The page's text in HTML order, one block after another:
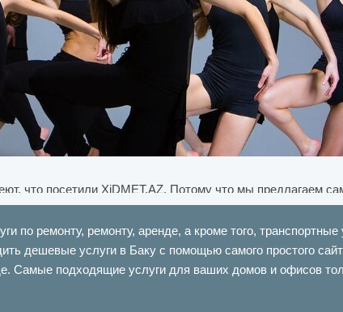
что посетили XiDMET.AZ. Потому что мы предлагаем
с нами. Если вам нужны уроки игры на фортепиано, то
преподаватели игры на фортепиано. На
развитие ритма, теорию музыки, правила игры нот,
по ремонту, ремонту, аренде, а кроме того, транспортные
дешевые услуги в Баку с помощью самого простого
Самые подходящие услуги для ваших домов и офисов